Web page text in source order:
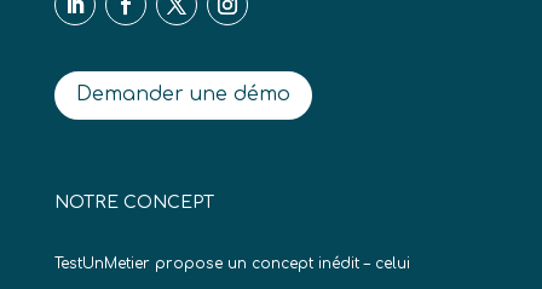
Demander une démo
NOTRE CONCEPT
TestUnMetier propose un concept inédit – celui